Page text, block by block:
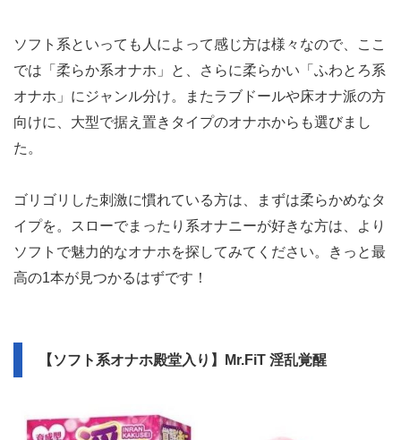
ソフト系といっても人によって感じ方は様々なので、ここ
では「柔らか系オナホ」と、さらに柔らかい「ふわとろ系
オナホ」にジャンル分け。またラブドールや床オナ派の方
向けに、大型で据え置きタイプのオナホからも選びまし
た。
ゴリゴリした刺激に慣れている方は、まずは柔らかめなタ
イプを。スローでまったり系オナニーが好きな方は、より
ソフトで魅力的なオナホを探してみてください。きっと最
高の1本が見つかるはずです！
【ソフト系オナホ殿堂入り】Mr.FiT 淫乱覚醒